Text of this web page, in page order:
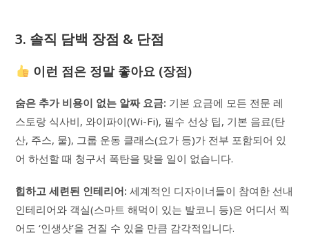
3. 솔직 담백 장점 & 단점
이런 점은 정말 좋아요 (장점)
숨은 추가 비용이 없는 알짜 요금: 기본 요금에 모든 전문 레
스토랑 식사비, 와이파이(Wi-Fi), 필수 선상 팁, 기본 음료(탄
산, 주스, 물), 그룹 운동 클래스(요가 등)가 전부 포함되어 있
어 하선할 때 청구서 폭탄을 맞을 일이 없습니다.
힙하고 세련된 인테리어: 세계적인 디자이너들이 참여한 선내
인테리어와 객실(스마트 해먹이 있는 발코니 등)은 어디서 찍
어도 ‘인생샷’을 건질 수 있을 만큼 감각적입니다.